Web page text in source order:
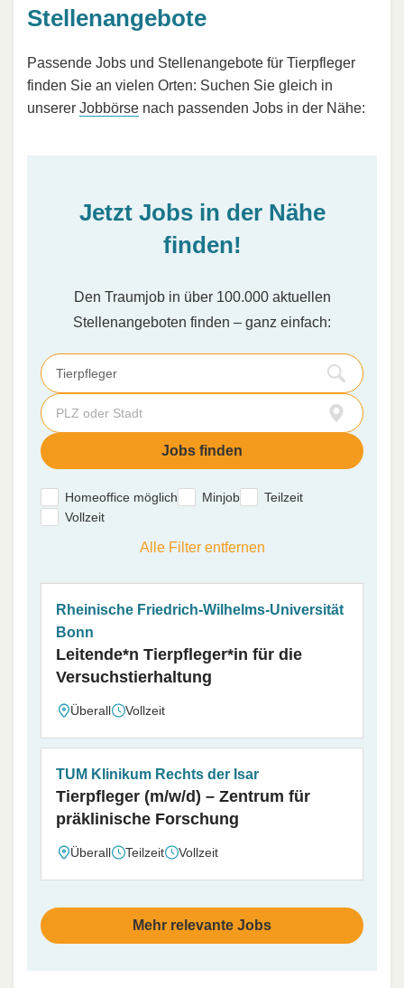
Stellenangebote
Passende Jobs und Stellenangebote für Tierpfleger
finden Sie an vielen Orten: Suchen Sie gleich in
unserer Jobbörse nach passenden Jobs in der Nähe:
Jetzt Jobs in der Nähe
finden!
Den Traumjob in über 100.000 aktuellen
Stellenangeboten finden – ganz einfach:
Homeoffice möglich Minjob
Teilzeit
Vollzeit
Alle Filter entfernen
Rheinische Friedrich-Wilhelms-Universität
Bonn
Leitende*n Tierpfleger*in für die
Versuchstierhaltung
Überall Vollzeit
TUM Klinikum Rechts der Isar
Tierpfleger (m/w/d) – Zentrum für
präklinische Forschung
Überall Teilzeit Vollzeit
Mehr relevante Jobs